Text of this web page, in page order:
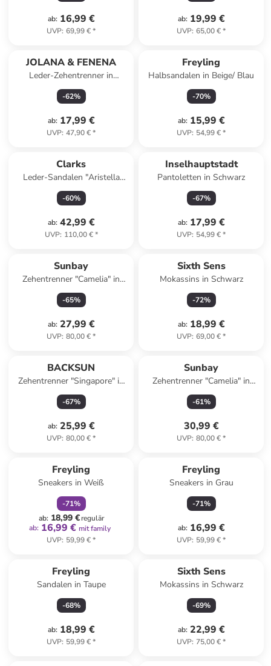
ab: 16,99 €
UVP: 69,99 €*
ab: 19,99 €
UVP: 65,00 €*
JOLANA & FENENA
Leder-Zehentrenner in
Hellbraun
-62%
ab: 17,99 €
UVP: 47,90 €*
Freyling
Halbsandalen in Beige/ Blau
-70%
ab: 15,99 €
UVP: 54,99 €*
Clarks
Leder-Sandalen "Aristella
Sun" in Creme
-60%
ab: 42,99 €
UVP: 110,00 €*
Inselhauptstadt
Pantoletten in Schwarz
-67%
ab: 17,99 €
UVP: 54,99 €*
Sunbay
Zehentrenner "Camelia" in
Roségold
-65%
ab: 27,99 €
UVP: 80,00 €*
Sixth Sens
Mokassins in Schwarz
-72%
ab: 18,99 €
UVP: 69,00 €*
BACKSUN
Zehentrenner "Singapore" in
Schwarz
-67%
ab: 25,99 €
UVP: 80,00 €*
Sunbay
Zehentrenner "Camelia" in
Gold
-61%
30,99 €
UVP: 80,00 €*
Freyling
Sneakers in Weiß
-71%
ab: 18,99 €regulär
ab: 16,99 € mit family
UVP: 59,99 €*
Freyling
Sneakers in Grau
-71%
ab: 16,99 €
UVP: 59,99 €*
Freyling
Sandalen in Taupe
-68%
ab: 18,99 €
UVP: 59,99 €*
Sixth Sens
Mokassins in Schwarz
-69%
ab: 22,99 €
UVP: 75,00 €*